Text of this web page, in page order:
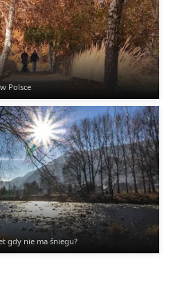
Polsce
gdy nie ma śniegu?